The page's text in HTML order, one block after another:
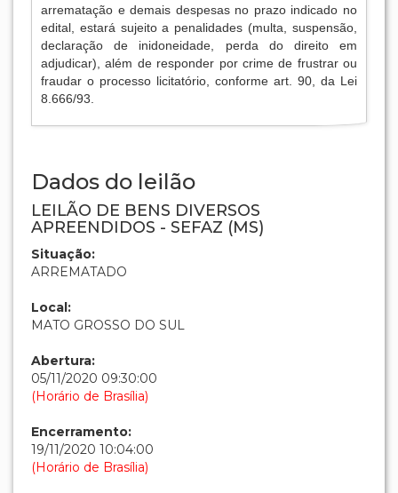
arrematação e demais despesas no prazo indicado no
edital, estará sujeito a penalidades (multa, suspensão,
declaração de inidoneidade, perda do direito em
adjudicar), além de responder por crime de frustrar ou
fraudar o processo licitatório, conforme art. 90, da Lei
8.666/93.
Dados do leilão
LEILÃO DE BENS DIVERSOS
APREENDIDOS - SEFAZ (MS)
Situação:
ARREMATADO
Local:
MATO GROSSO DO SUL
Abertura:
05/11/2020 09:30:00
(Horário de Brasília)
Encerramento:
19/11/2020 10:04:00
(Horário de Brasília)